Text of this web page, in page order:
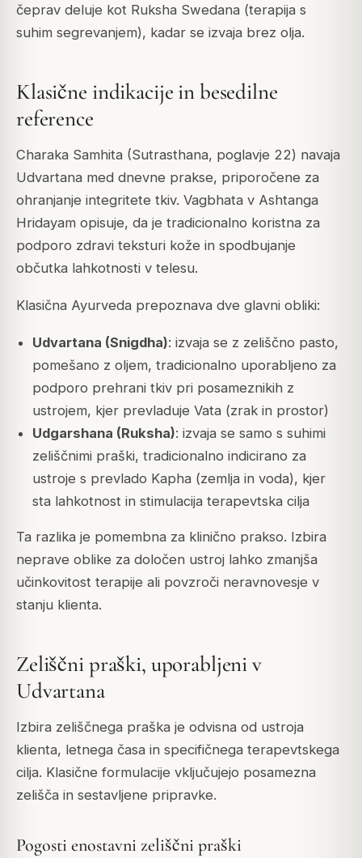
čeprav deluje kot Ruksha Swedana (terapija s
suhim segrevanjem), kadar se izvaja brez olja.
Klasične indikacije in besedilne
reference
Charaka Samhita (Sutrasthana, poglavje 22) navaja
Udvartana med dnevne prakse, priporočene za
ohranjanje integritete tkiv. Vagbhata v Ashtanga
Hridayam opisuje, da je tradicionalno koristna za
podporo zdravi teksturi kože in spodbujanje
občutka lahkotnosti v telesu.
Klasična Ayurveda prepoznava dve glavni obliki:
Udvartana (Snigdha): izvaja se z zeliščno pasto,
pomešano z oljem, tradicionalno uporabljeno za
podporo prehrani tkiv pri posameznikih z
ustrojem, kjer prevladuje Vata (zrak in prostor)
Udgarshana (Ruksha): izvaja se samo s suhimi
zeliščnimi praški, tradicionalno indicirano za
ustroje s prevlado Kapha (zemlja in voda), kjer
sta lahkotnost in stimulacija terapevtska cilja
Ta razlika je pomembna za klinično prakso. Izbira
neprave oblike za določen ustroj lahko zmanjša
učinkovitost terapije ali povzroči neravnovesje v
stanju klienta.
Zeliščni praški, uporabljeni v
Udvartana
Izbira zeliščnega praška je odvisna od ustroja
klienta, letnega časa in specifičnega terapevtskega
cilja. Klasične formulacije vključujejo posamezna
zelišča in sestavljene pripravke.
Pogosti enostavni zeliščni praški